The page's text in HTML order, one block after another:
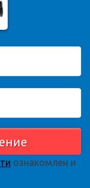
ознакомлен и